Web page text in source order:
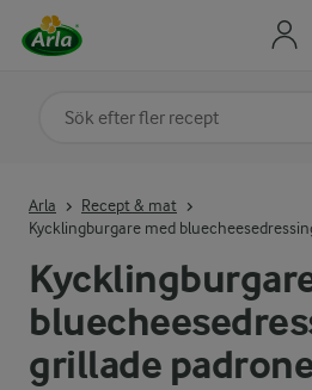
grillade
Arla
Recept & mat
Kycklingburgare med
Sök på kategori eller ingrediens